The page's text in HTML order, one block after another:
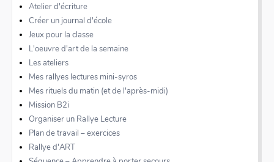
Atelier d'écriture
Créer un journal d'école
Jeux pour la classe
L'oeuvre d'art de la semaine
Les ateliers
Mes rallyes lectures mini-syros
Mes rituels du matin (et de l'après-midi)
Mission B2i
Organiser un Rallye Lecture
Plan de travail – exercices
Rallye d'ART